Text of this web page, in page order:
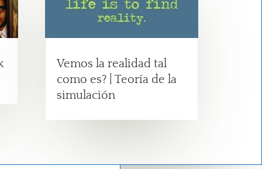
Vemos la realidad tal
como es? | Teoría de la
simulación